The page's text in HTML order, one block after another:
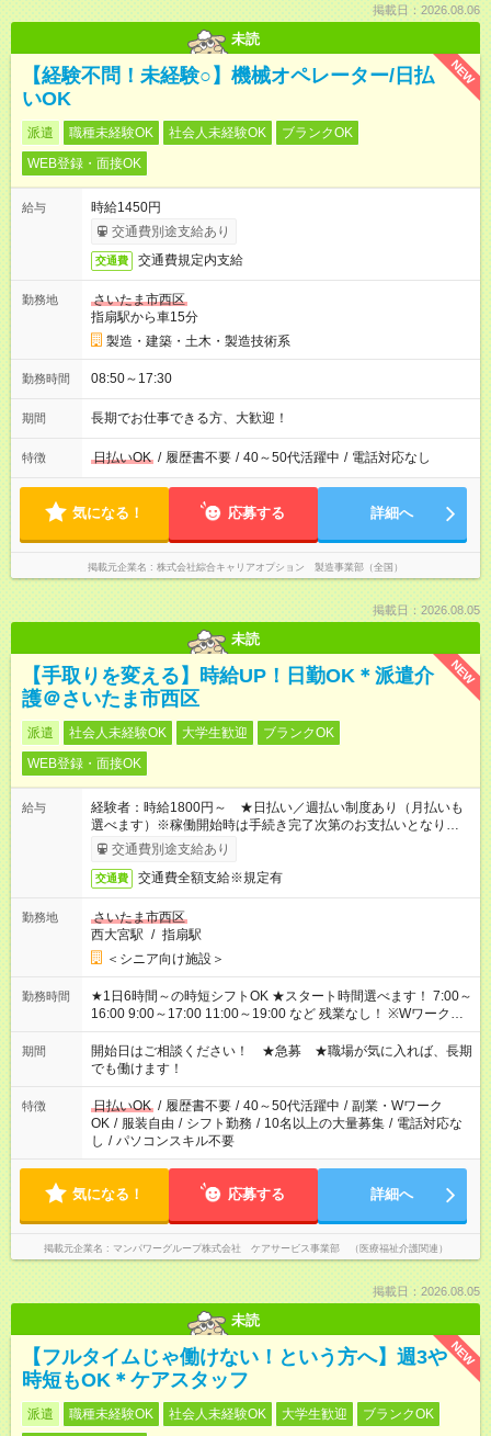
掲載日：2026.08.06
未読
NEW
【経験不問！未経験○】機械オペレーター/日払
いOK
派遣 職種未経験OK 社会人未経験OK
ブランクOK
WEB登録・面接OK
給与
時給1450円
交通費別途支給あり
交通費 交通費規定内支給
勤務地
さいたま市西区
指扇駅から車15分
製造・建築・土木・製造技術系
勤務時間 08:50～17:30
期間 長期でお仕事できる方、大歓迎！
特徴 日払いOK / 履歴書不要 / 40～50代活躍中 / 電話対応なし
気になる！ 応募する 詳細へ
掲載元企業名 株式会社綜合キャリアオプション 製造事業部（全国）
掲載日：2026.08.05
未読
NEW
【手取りを変える】時給UP！日勤OK＊派遣介
護＠さいたま市西区
派遣 社会人未経験OK 大学生歓迎
ブランクOK
WEB登録・面接OK
給与
経験者：時給1800円～ ★日払い／週払い制度あり（月払いも
選べます）※稼働開始時は手続き完了次第のお支払いとなりま
す。交通費別途支給あり
交通費 交通費全額支給※規定有
勤務地
さいたま市西区
西大宮駅 / 指扇駅
＜シニア向け施設＞
勤務時間
★1日6時間～の時短シフトOK ★スタート時間選べます！ 7:00～
16:00 9:00～17:00 11:00～19:00 など 残業なし！ ※Wワークの
場合、他のお仕事と合わせ週40時間超の就業はご案内できませ
ん ※法令に基づき、週20時間以上勤務は社会保険への加入対象
となります ※労働者派遣法（日雇い派遣の原則禁止）により、
短時間・短期間の就業はご案内が難しい場合があります
期間
開始日はご相談ください！ ★急募 ★職場が気に入れば、長期
でも働けます！
特徴 日払いOK / 履歴書不要 / 40～50代活躍中 / 副業・Wワーク
OK / 服装自由 / シフト勤務 / 10名以上の大量募集 / 電話対応な
し / パソコンスキル不要
気になる！ 応募する 詳細へ
掲載元企業名 マンパワーグループ株式会社 ケアサービス事業部 （医療福祉介護関連）
掲載日：2026.08.05
未読
NEW
【フルタイムじゃ働けない！という方へ】週3や
時短もOK＊ケアスタッフ
派遣 職種未経験OK 社会人未経験OK 大学生歓迎
ブランクOK